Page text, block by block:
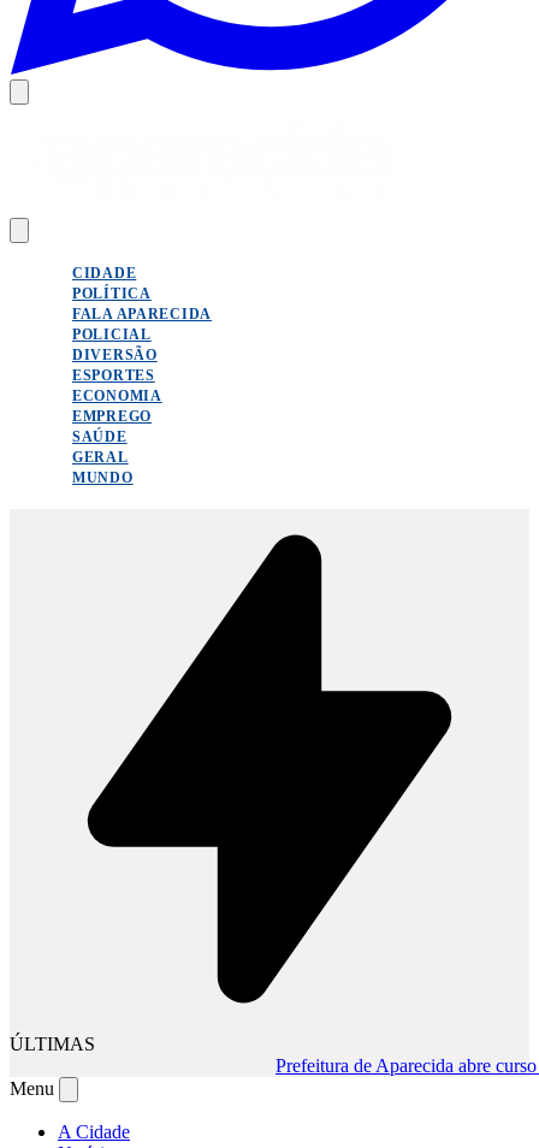
CIDADE
POLÍTICA
FALA APARECIDA
POLICIAL
DIVERSÃO
ESPORTES
ECONOMIA
EMPREGO
SAÚDE
GERAL
MUNDO
ÚLTIMAS
Prefeitura de Aparecida abre curso
Menu
A Cidade